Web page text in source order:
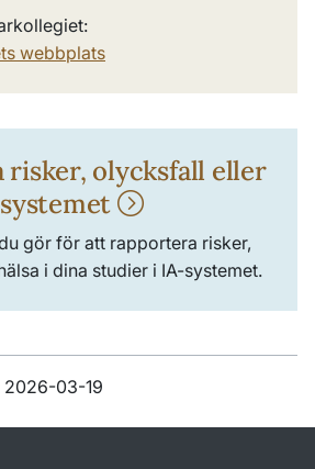
webbplats
risker, olycksfall eller
gör för att rapportera risker,
i dina studier i IA-systemet.
2026-03-19